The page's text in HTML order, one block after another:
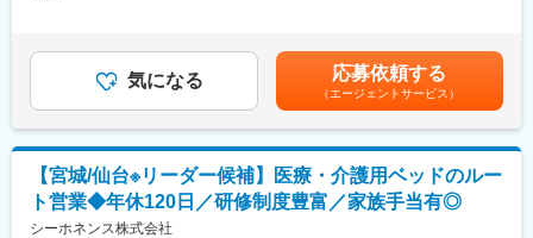
同社は「医療事故1/100 健康寿命100年への貢献」という理念に
沿った製品ラインナップを持っており、医療従事者の不足が顕著
な地域医療や、医療に携わる方々が安心して患者様に向き合える
環境の提供に貢献できます。
変更の範囲：会社の定める業務
だきます。
するシステム。人と機械の二重チェックにより調剤ミスを防ぎ、
薬剤師の負担を軽減。他社と比べ精度と信頼性が高く、大規模病
院や中堅薬局で広く導入される定番製品。
◇次世代型薬剤識別システム PROOFIT iQ
万円(入社8年・経験11年、手当含)：月給37万円賃金はあくまでも
目安の金額であり、選考を通じて上下する可能性があります。月
給(月額)は固定手当を含めた表記です。
気になる 応募依頼する
（エージェントサービス）
【宮城/仙台※リーダー候補】医療・介護用ベッドのルー
ト営業◆年休120日／研修制度豊富／家族手当有◎
シーホネンス株式会社